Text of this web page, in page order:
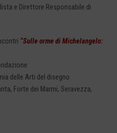
e Direttore Responsabile di
“Sulle orme di Michelangelo:
delle Arti del disegno
Forte dei Marmi, Seravezza,